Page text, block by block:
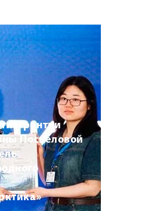
Поспеловой